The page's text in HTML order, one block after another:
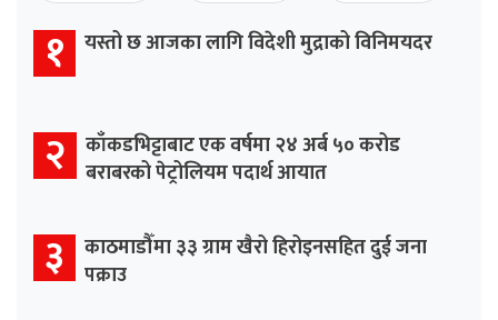
१ यस्तो छ आजका लागि विदेशी मुद्राको विनिमयदर
२
काँकडभिट्टाबाट एक वर्षमा २४ अर्ब ५० करोड
बराबरको पेट्रोलियम पदार्थ आयात
३
काठमाडौँमा ३३ ग्राम खैरो हिरोइनसहित दुई जना
पक्राउ